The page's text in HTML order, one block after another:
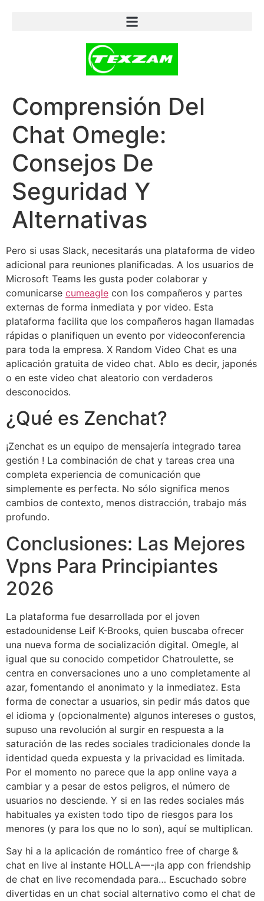
Comprensión Del
Chat Omegle:
Consejos De
Seguridad Y
Alternativas
Pero si usas Slack, necesitarás una plataforma de video
adicional para reuniones planificadas. A los usuarios de
Microsoft Teams les gusta poder colaborar y
comunicarse cumeagle con los compañeros y partes
externas de forma inmediata y por video. Esta
plataforma facilita que los compañeros hagan llamadas
rápidas o planifiquen un evento por videoconferencia
para toda la empresa. X Random Video Chat es una
aplicación gratuita de video chat. Ablo es decir, japonés
o en este video chat aleatorio con verdaderos
desconocidos.
¿Qué es Zenchat?
¡Zenchat es un equipo de mensajería integrado tarea
gestión ! La combinación de chat y tareas crea una
completa experiencia de comunicación que
simplemente es perfecta. No sólo significa menos
cambios de contexto, menos distracción, trabajo más
profundo.
Conclusiones: Las Mejores
Vpns Para Principiantes
2026
La plataforma fue desarrollada por el joven
estadounidense Leif K-Brooks, quien buscaba ofrecer
una nueva forma de socialización digital. Omegle, al
igual que su conocido competidor Chatroulette, se
centra en conversaciones uno a uno completamente al
azar, fomentando el anonimato y la inmediatez. Esta
forma de conectar a usuarios, sin pedir más datos que
el idioma y (opcionalmente) algunos intereses o gustos,
supuso una revolución al surgir en respuesta a la
saturación de las redes sociales tradicionales donde la
identidad queda expuesta y la privacidad es limitada.
Por el momento no parece que la app online vaya a
cambiar y a pesar de estos peligros, el número de
usuarios no desciende. Y si en las redes sociales más
habituales ya existen todo tipo de riesgos para los
menores (y para los que no lo son), aquí se multiplican.
Say hi a la aplicación de romántico free of charge &
chat en live al instante HOLLA—-¡la app con friendship
de chat en live recomendada para… Escuchado sobre
divertidas en un chat social alternativo como el chat de